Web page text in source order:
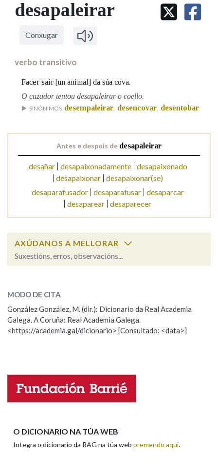
IDENTIDADE CORPORATIVA
MARCIAL DEL ADALID
FIGURAS HOMENAXEADAS
Facebook
TwitterYoutubeInstagram
Bluesky
BUSCAR NOS LEMAS
Comeza por
Contén
BUSCAR NO CONTIDO
Nas definicións
Na fraseoloxía
Marcas gramaticais
LIMPAR
desapaleirar
Conxugar
verbo transitivo
Facer saír [un animal] da súa cova.
O cazador tentou desapaleirar o coello.
SINÓNIMOS desempaleirar desencovar desentobar
Antes e despois de desapaleirar
desañar desapaixonadamente
desapaixonado
desapaixonar
desapaixonar(se)
desaparafusador desaparafusar desaparcar
desaparear desaparecer
AXÚDANOS A MELLORAR
Suxestións, erros, observacións...
ESCOLLE UNHA OPCIÓN:
Observación Hai un erro na palabra
Propoño mellorar a definición
Nome
MODO DE CITA
González González, M. (dir.): Dicionario da Real Academia
Galega. A Coruña: Real Academia Galega.
<https://academia.gal/dicionario> [Consultado: <data>]
O DICIONARIO NA TÚA WEB
Integra o dicionario da RAG na túa web premendo aquí.